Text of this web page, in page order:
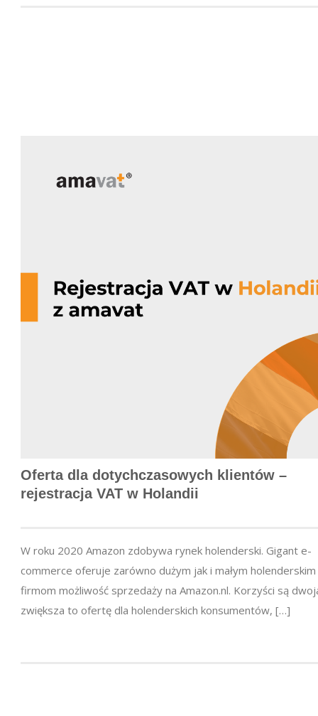
Oferta dla dotychczasowych klientów –
rejestracja VAT w Holandii
W roku 2020 Amazon zdobywa rynek holenderski. Gigant e-
commerce oferuje zarówno dużym jak i małym holenderskim
firmom możliwość sprzedaży na Amazon.nl. Korzyści są
zwiększa to ofertę dla holenderskich konsumentów, […]